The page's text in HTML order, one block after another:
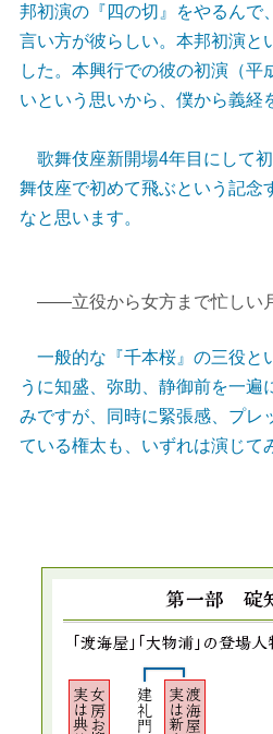
邦初演の『四の切』をやるんで
言い方が彼らしい。本邦初演と
した。本興行での彼の初演（
いという思いから、僕から義経
歌舞伎座新開場4年目にして
舞伎座で初めて飛ぶという記念
なと思います。
――立役から女方まで忙しい月
一般的な『千本桜』の三役と
うに知盛、弥助、静御前を一
みですが、同時に緊張感、プレ
ている権太も、いずれは演じて